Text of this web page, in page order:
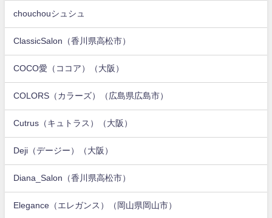
chouchouシュシュ
ClassicSalon（香川県高松市）
COCO愛（ココア）（大阪）
COLORS（カラーズ）（広島県広島市）
Cutrus（キュトラス）（大阪）
Deji（デージー）（大阪）
Diana_Salon（香川県高松市）
Elegance（エレガンス）（岡山県岡山市）